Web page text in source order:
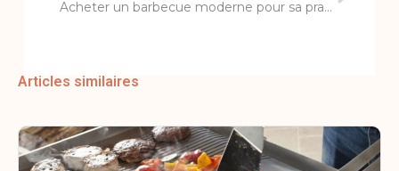
Acheter un barbecue moderne pour sa praticité et son design
Articles similaires